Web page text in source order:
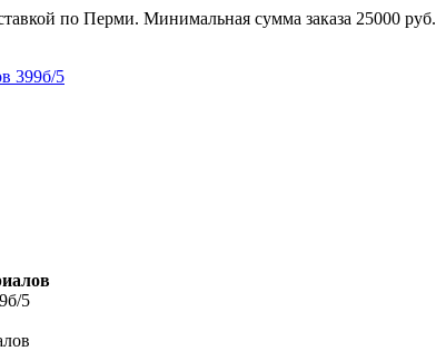
по Перми. Минимальная сумма заказа 25000 руб.
399б/5
5